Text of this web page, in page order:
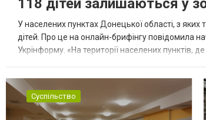
118 дітей залишаються у
У населених пунктах Донецької області, з
дітей. Про це на онлайн-брифінгу повідомила
Укрінформу. «На території населених пунктів,
Суспільство